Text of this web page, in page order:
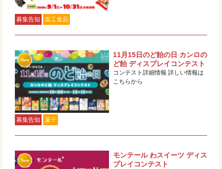
募集告知 加工食品
募集告知 菓子
11月15日のど飴の日 カンロの
ど飴 ディスプレイコンテスト
コンテスト詳細情報 詳しい情報は
こちらから
モンテール わスイーツ ディス
プレイコンテスト